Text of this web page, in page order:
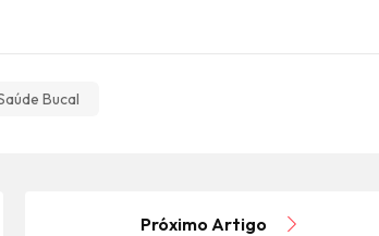
Bucal
Próximo Artigo